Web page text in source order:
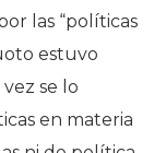
las “políticas
estuvo
se lo
en materia